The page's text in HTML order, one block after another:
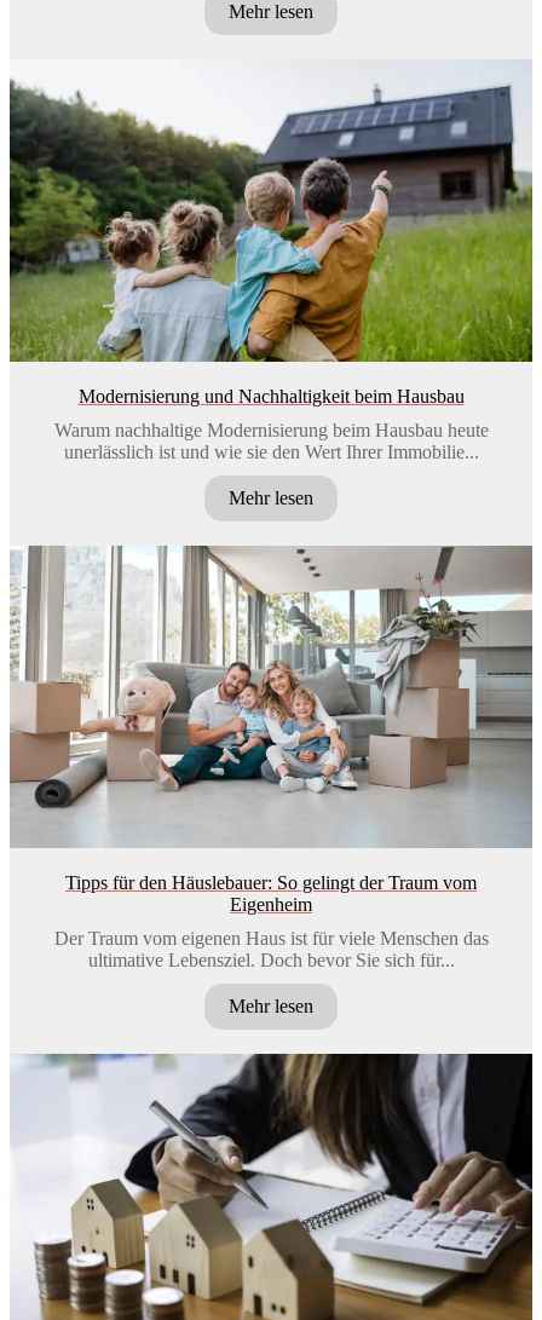
Mehr lesen
Modernisierung und Nachhaltigkeit beim Hausbau
Warum nachhaltige Modernisierung beim Hausbau heute
unerlässlich ist und wie sie den Wert Ihrer Immobilie...
Mehr lesen
Tipps für den Häuslebauer: So gelingt der Traum vom
Eigenheim
Der Traum vom eigenen Haus ist für viele Menschen das
ultimative Lebensziel. Doch bevor Sie sich für...
Mehr lesen